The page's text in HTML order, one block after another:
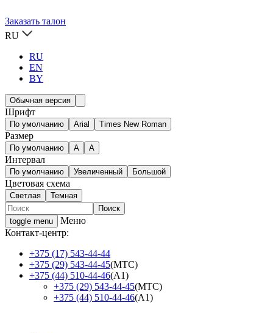
Заказать талон
RU
RU
EN
BY
Обычная версия
Шрифт
По умолчанию Arial Times New Roman
Размер
По умолчанию A A
Интервал
По умолчанию Увеличенный Большой
Цветовая схема
Светлая Темная
toggle menu
Меню
Контакт-центр:
+375 (17) 543-44-44
+375 (29) 543-44-45(МТС)
+375 (44) 510-44-46(А1)
+375 (29) 543-44-45(МТС)
+375 (44) 510-44-46(А1)